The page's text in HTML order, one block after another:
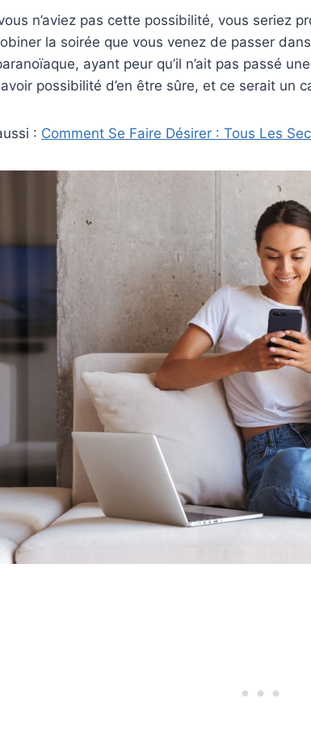
n’aviez pas cette possibilité, vous seriez
la soirée que vous venez de passer
ayant peur qu’il n’ait pas passé
possibilité d’en être sûre, et ce serait un
: Comment Se Faire Désirer : Tous Les